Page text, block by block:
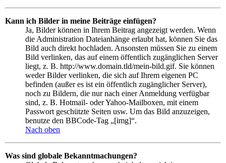
Kann ich Bilder in meine Beiträge einfügen?
Ja, Bilder können in Ihrem Beitrag angezeigt werden. Wenn
die Administration Dateianhänge erlaubt hat, können Sie das
Bild auch direkt hochladen. Ansonsten müssen Sie zu einem
Bild verlinken, das auf einem öffentlich zugänglichen Server
liegt, z. B. http://www.domain.tld/mein-bild.gif. Sie können
weder Bilder verlinken, die sich auf Ihrem eigenen PC
befinden (außer es ist ein öffentlich zugänglicher Server),
noch zu Bildern, die nur nach einer Anmeldung verfügbar
sind, z. B. Hotmail- oder Yahoo-Mailboxen, mit einem
Passwort geschützte Seiten usw. Um das Bild anzuzeigen,
benutze den BBCode-Tag „[img]“.
Nach oben
Was sind globale Bekanntmachungen?